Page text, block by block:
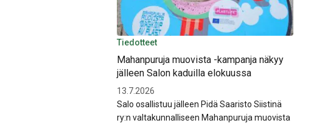
Tiedotteet
Mahanpuruja muovista -kampanja näkyy
jälleen Salon kaduilla elokuussa
13.7.2026
Salo osallistuu jälleen Pidä Saaristo Siistinä
ry:n valtakunnalliseen Mahanpuruja muovista